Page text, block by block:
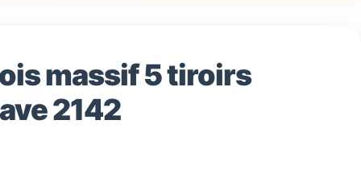
massif 5 tiroirs
2142